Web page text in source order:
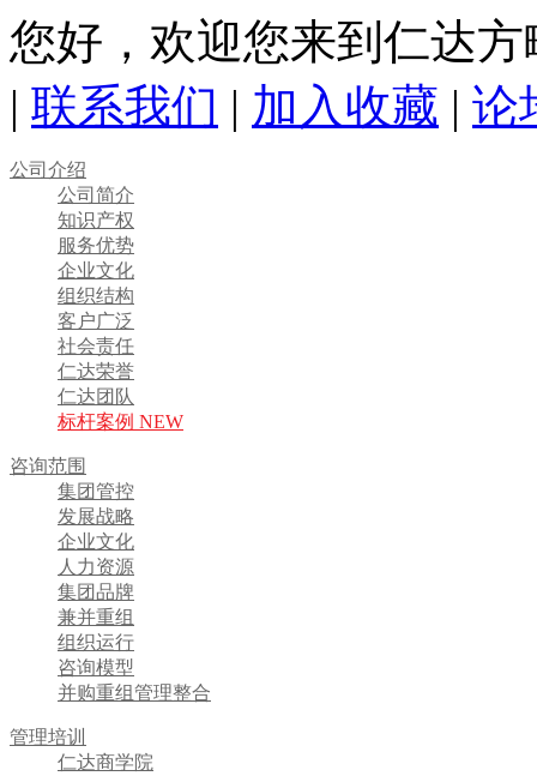
您好，欢迎您来到仁达方
| 联系我们 | 加入收藏 | 论
公司介绍
公司简介
知识产权
服务优势
企业文化
组织结构
客户广泛
社会责任
仁达荣誉
仁达团队
标杆案例 NEW
咨询范围
集团管控
发展战略
企业文化
人力资源
集团品牌
兼并重组
组织运行
咨询模型
并购重组管理整合
管理培训
仁达商学院